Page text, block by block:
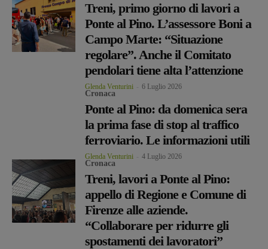
Treni, primo giorno di lavori a
Ponte al Pino. L’assessore Boni a
Campo Marte: “Situazione
regolare”. Anche il Comitato
pendolari tiene alta l’attenzione
Glenda Venturini 6 Luglio 2026
Cronaca
Ponte al Pino: da domenica sera
la prima fase di stop al traffico
ferroviario. Le informazioni utili
Glenda Venturini 4 Luglio 2026
Cronaca
Treni, lavori a Ponte al Pino:
appello di Regione e Comune di
Firenze alle aziende.
“Collaborare per ridurre gli
spostamenti dei lavoratori”